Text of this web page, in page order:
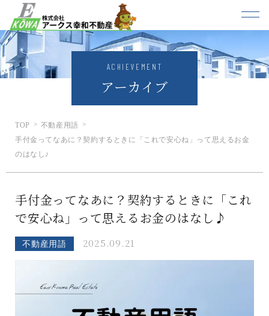
ACHIEVEMENT
アーカイブ
TOP
不動産用語
手付金ってなあに？契約するときに「これで安心ね」って思えるお金
のはなし♪
手付金ってなあに？契約するときに「これ
で安心ね」って思えるお金のはなし♪
不動産用語 2025.09.21